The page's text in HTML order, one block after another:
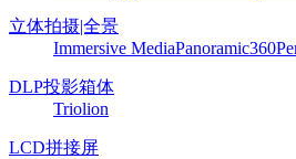
立体拍摄|全景
Immersive MediaPanoramic360
DLP投影箱体
Triolion
LCD拼接屏